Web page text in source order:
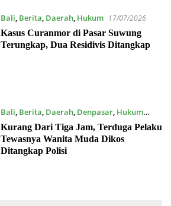
Bali, Berita, Daerah, Hukum
17/07/2026
Kasus Curanmor di Pasar Suwung
Terungkap, Dua Residivis Ditangkap
Bali, Berita, Daerah, Denpasar, Hukum
16/07/2026
Kurang Dari Tiga Jam, Terduga Pelaku
Tewasnya Wanita Muda Dikos
Ditangkap Polisi